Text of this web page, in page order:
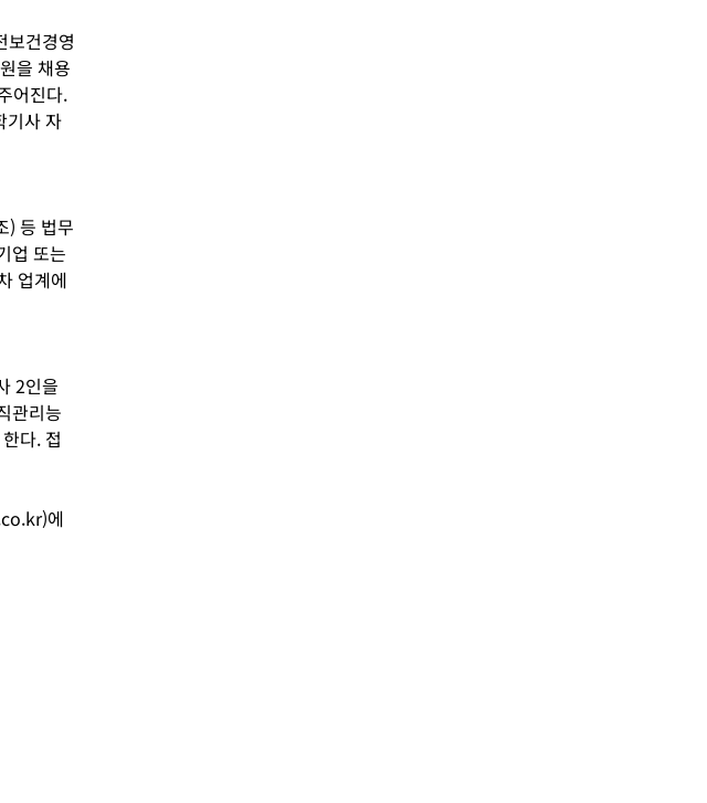
보건경영
을 채용
어진다.
기사 자
) 등 법무
업 또는
업계에
2인을
관리능
다. 접
에